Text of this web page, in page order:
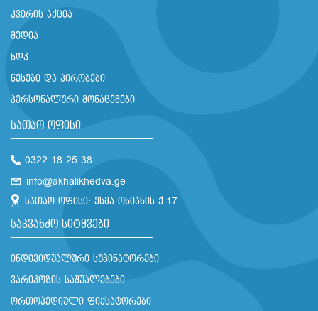
კვირის აქცია
მედია
ხდკ
წესები და პირობები
პერსონალური მონაცემები
სათაო ოფისი
0322 18 25 38
info@akhalikhedva.ge
სათაო ოფისი: ესმა ონიანის ქ.17
საკვანძო სიტყვები
ინდივიდუალური სუპინატორები
ვარიკოზის საშუალებები
ორთოპედიული ფიქსატორები